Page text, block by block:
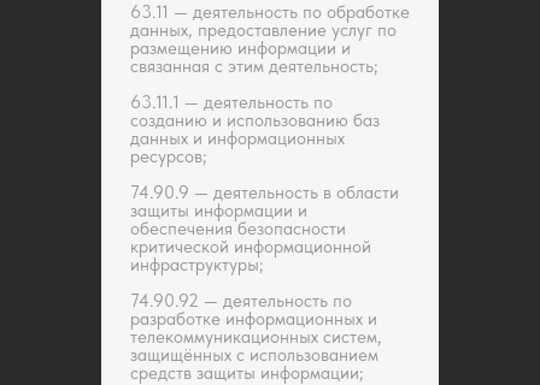
63.11 — деятельность по обработке
данных, предоставление услуг по
размещению информации и
связанная с этим деятельность;
63.11.1 — деятельность по
созданию и использованию баз
данных и информационных
ресурсов;
74.90.9 — деятельность в области
защиты информации и
обеспечения безопасности
критической информационной
инфраструктуры;
74.90.92 — деятельность по
разработке информационных и
телекоммуникационных систем,
защищённых с использованием
средств защиты информации;